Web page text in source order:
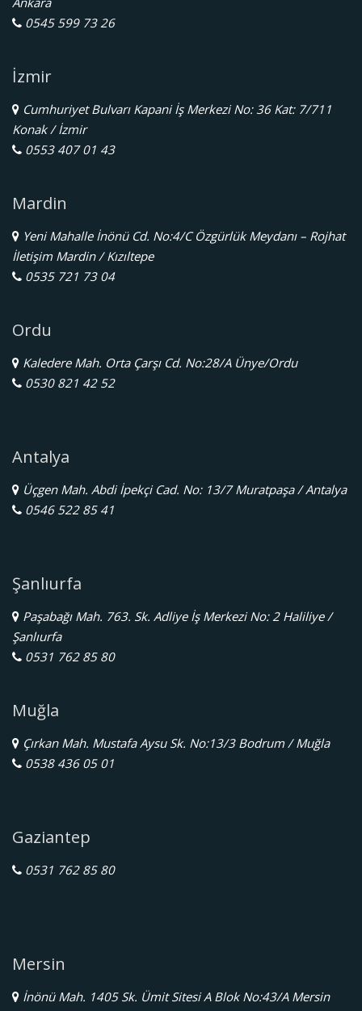
0545 599 73 26
İzmir
Cumhuriyet Bulvarı Kapani İş Merkezi No: 36 Kat: 7/711
Konak / İzmir
0553 407 01 43
Mardin
Yeni Mahalle İnönü Cd. No:4/C Özgürlük Meydanı – Rojhat
İletişim Mardin / Kızıltepe
0535 721 73 04
Ordu
Kaledere Mah. Orta Çarşı Cd. No:28/A Ünye/Ordu
0530 821 42 52
Antalya
Üçgen Mah. Abdi İpekçi Cad. No: 13/7 Muratpaşa / Antalya
0546 522 85 41
Şanlıurfa
Paşabağı Mah. 763. Sk. Adliye İş Merkezi No: 2 Haliliye /
Şanlıurfa
0531 762 85 80
Muğla
Çırkan Mah. Mustafa Aysu Sk. No:13/3 Bodrum / Muğla
0538 436 05 01
Gaziantep
0531 762 85 80
Mersin
İnönü Mah. 1405 Sk. Ümit Sitesi A Blok No:43/A Mersin